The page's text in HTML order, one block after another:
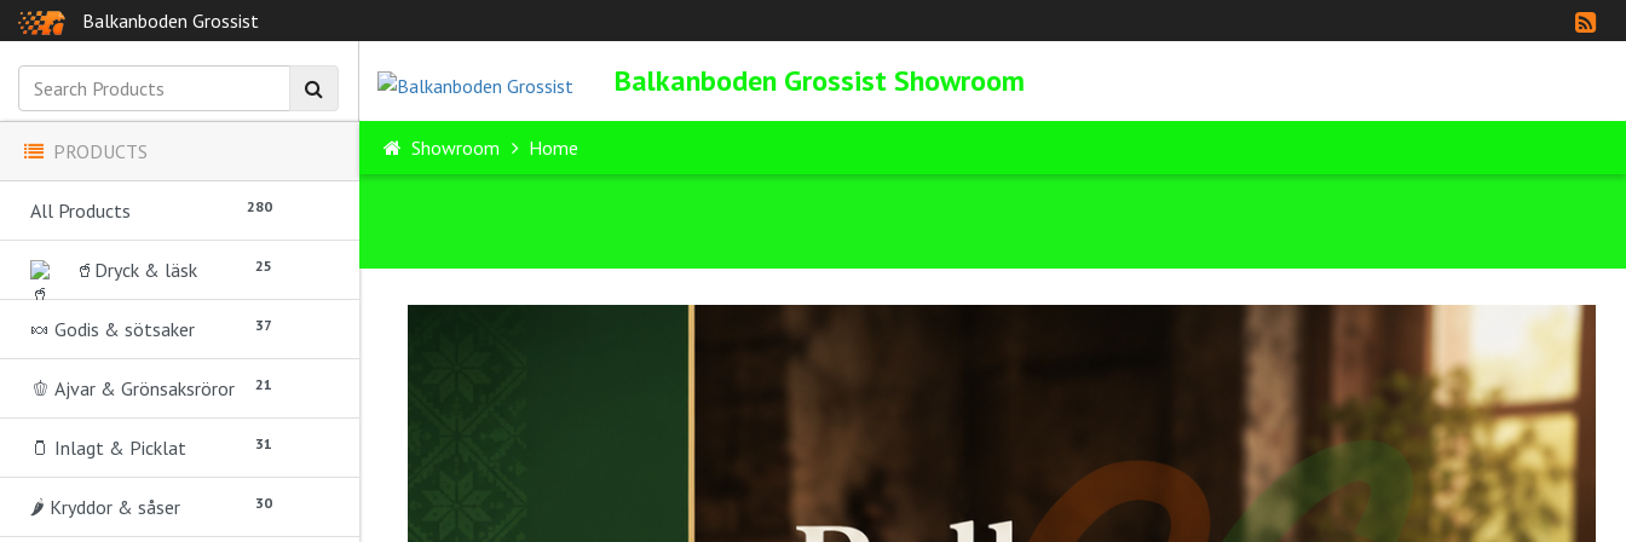
Balkanboden Grossist
Balkanboden Grossist Showroom
PRODUCTS
All Products 280
🥤Dryck & läsk 25
🍬 Godis & sötsaker 37
🫑 Ajvar & Grönsaksröror 21
🫙 Inlagt & Picklat 31
🌶️ Kryddor & såser 30
Showroom Home